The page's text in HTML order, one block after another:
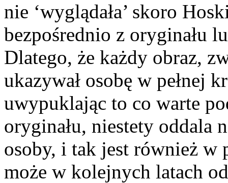
nie ‘wyglądała’ skoro
bezpośrednio z oryginału
Dlatego, że każdy obraz,
ukazywał osobę w pełnej
uwypuklając to co warte
oryginału, niestety oddala
osoby, i tak jest również w
może w kolejnych latach